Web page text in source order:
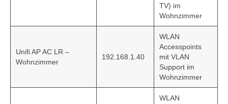
TV) im
Wohnzimmer
Unifi AP AC LR –
Wohnzimmer
192.168.1.40
WLAN
Accesspoints
mit VLAN
Support im
Wohnzimmer
WLAN